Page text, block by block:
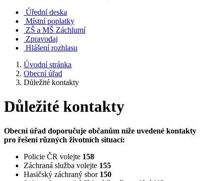
Úřední deska
Místní poplatky
ZŠ a MŠ Záchlumí
Zpravodaj
Hlášení rozhlasu
Úvodní stránka
Obecní úřad
Důležité kontakty
Důležité kontakty
Obecní úřad doporučuje občanům níže uvedené kontakty
pro řešení různých životních situací:
Policie ČR volejte 158
Záchraná služba volejte 155
Hasičský záchraný sbor 150